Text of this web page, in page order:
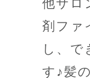
剤ファ
し、
す♪髪